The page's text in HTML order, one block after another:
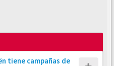
tiene campañas de